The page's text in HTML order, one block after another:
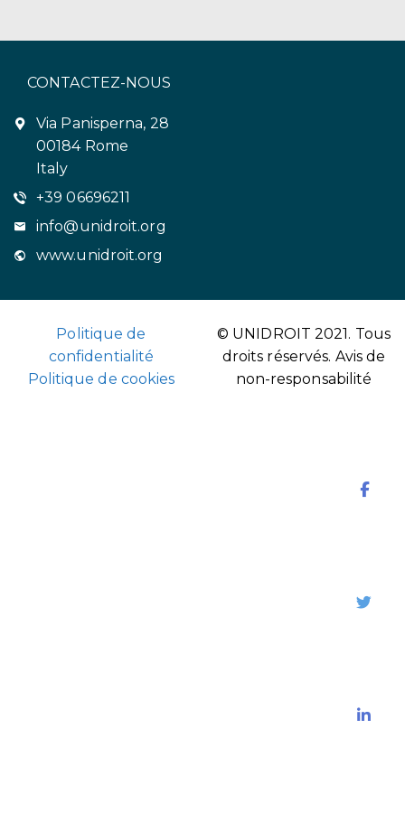
CONTACTEZ-NOUS
Via Panisperna, 28
00184 Rome
Italy
+39 06696211
info@unidroit.org
www.unidroit.org
Politique de
confidentialité
Politique de cookies
© UNIDROIT 2021. Tous
droits réservés. Avis de
non-responsabilité